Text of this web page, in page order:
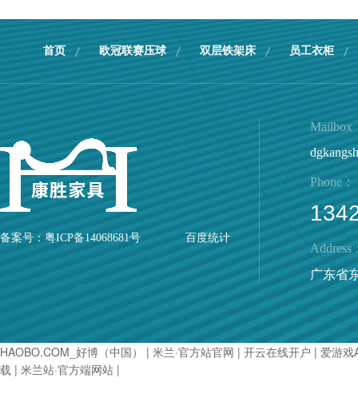
首页 欧冠联赛压球 双层铁架床 员工衣柜
备案号： 粤ICP备14068681号 百度统计
Mailbox
Phone：
Address
广东省
HAOBO.COM_好博（中国） | 米兰·官方站官网 | 开云在线开户 | 爱游戏
载 | 米兰站·官方端网站 |